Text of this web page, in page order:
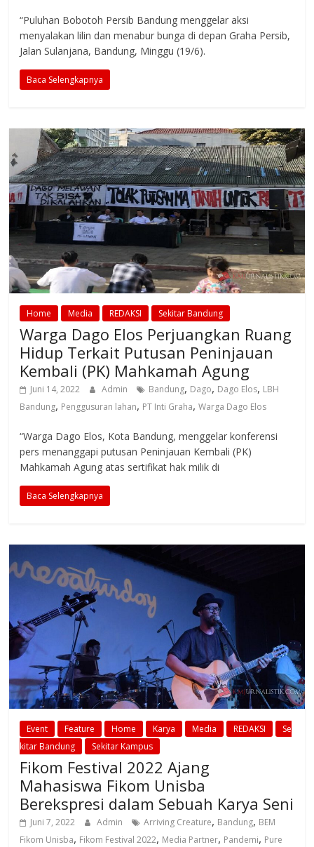
“Puluhan Bobotoh Persib Bandung menggelar aksi
menyalakan lilin dan menabur bunga di depan Graha Persib,
Jalan Sulanjana, Bandung, Minggu (19/6).
Baca Selengkapnya
Home Media REDAKSI Sekitar Bandung
Warga Dago Elos Perjuangkan Ruang
Hidup Terkait Putusan Peninjauan
Kembali (PK) Mahkamah Agung
Juni 14, 2022 Admin Bandung, Dago, Dago Elos, LBH
Bandung, Penggusuran lahan, PT Inti Graha,Warga Dago Elos
“Warga Dago Elos, Kota Bandung, menggelar konferensi
pers menanggapi putusan Peninjauan Kembali (PK)
Mahkamah Agung atas sertifikat hak milik di
Baca Selengkapnya
Event Feature Home Karya Media REDAKSI
Se
kitar Bandung
Sekitar Kampus
Fikom Festival 2022 Ajang
Mahasiswa Fikom Unisba
Berekspresi dalam Sebuah Karya Seni
Juni 7, 2022 Admin Arriving Creature, Bandung, BEM
Fikom Unisba, Fikom Festival 2022, Media Partner, Pandemi, Pure